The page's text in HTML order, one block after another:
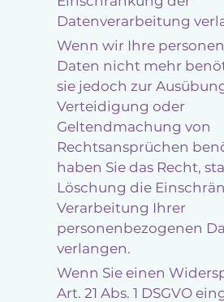
Datenverarbeitung
Wenn wir Ihre
Daten nicht mehr
sie jedoch zur
Verteidigung oder
Geltendmachung von
Rechtsansprüchen
haben Sie das Recht,
Löschung die
Verarbeitung Ihrer
personenbezogenen
verlangen.
Wenn Sie einen
Art. 21 Abs. 1 DSGVO